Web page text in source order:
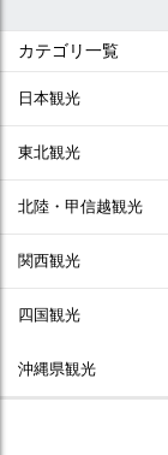
カテゴリ一覧
日本観光
東北観光
北陸・甲信越観光
関西観光
四国観光
沖縄県観光